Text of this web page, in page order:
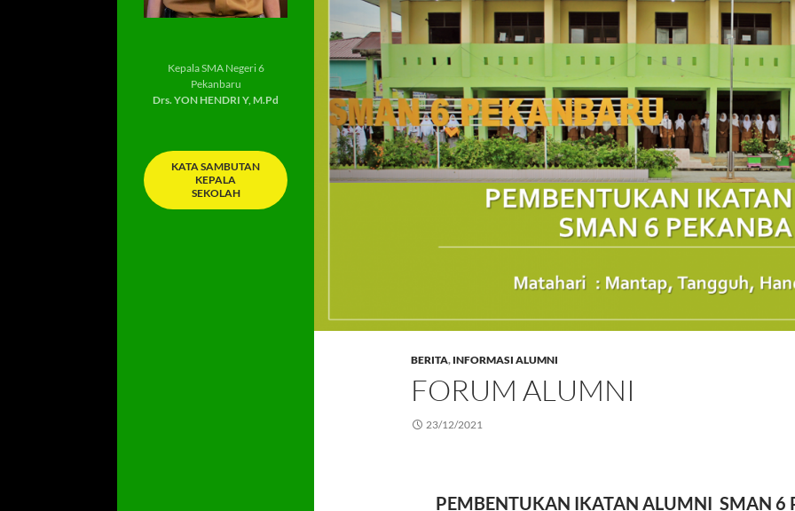
BERITA, INFORMASI ALUMNI
FORUM ALUMNI
23/12/2021
PEMBENTUKAN IKATAN ALUMNI SMAN 6
Kepala SMA Negeri 6
Pekanbaru
Drs. YON HENDRI Y, M.Pd
KATA SAMBUTAN
KEPALA
SEKOLAH